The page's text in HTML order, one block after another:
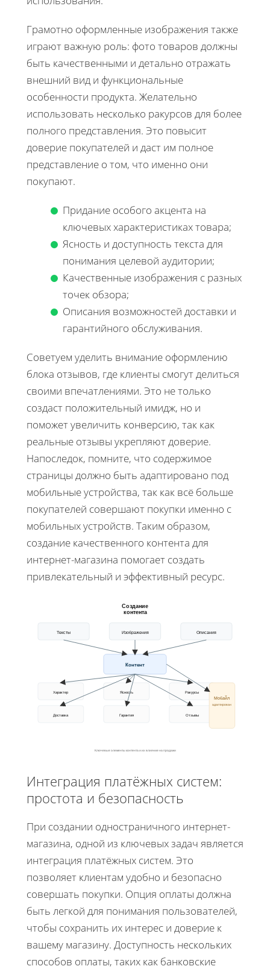
Грамотно оформленные изображения также
играют важную роль: фото товаров должны
быть качественными и детально отражать
внешний вид и функциональные
особенности продукта. Желательно
использовать несколько ракурсов для более
полного представления. Это повысит
доверие покупателей и даст им полное
представление о том, что именно они
покупают.
Придание особого акцента на
ключевых характеристиках товара;
Ясность и доступность текста для
понимания целевой аудитории;
Качественные изображения с разных
точек обзора;
Описания возможностей доставки и
гарантийного обслуживания.
Советуем уделить внимание оформлению
блока отзывов, где клиенты смогут делиться
своими впечатлениями. Это не только
создаст положительный имидж, но и
поможет увеличить конверсию, так как
реальные отзывы укрепляют доверие.
Напоследок, помните, что содержимое
страницы должно быть адаптировано под
мобильные устройства, так как всё больше
покупателей совершают покупки именно с
мобильных устройств. Таким образом,
создание качественного контента для
интернет-магазина помогает создать
привлекательный и эффективный ресурс.
Создание
контента
Тексты Изображения Описания
Контент
Характер Ясность Ракурсы
Доставка Гарантия Отзывы
Мобайл
адаптирован
Ключевые элементы контента и их влияние на продажи
Интеграция платёжных систем:
простота и безопасность
При создании одностраничного интернет-
магазина, одной из ключевых задач является
интеграция платёжных систем. Это
позволяет клиентам удобно и безопасно
совершать покупки. Опция оплаты должна
быть легкой для понимания пользователей,
чтобы сохранить их интерес и доверие к
вашему магазину. Доступность нескольких
способов оплаты, таких как банковские